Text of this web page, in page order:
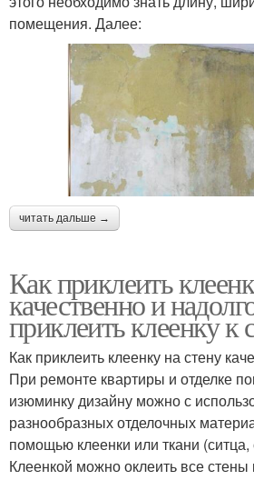
помещения. Далее:
читать дальше →
Как приклеить
качественно и
приклеить клеенку к
Как приклеить клеенку на стену
При ремонте квартиры и отделке
изюминку дизайну можно с
разнообразных отделочных
помощью клеенки или ткани (ситца,
Клеенкой можно оклеить все